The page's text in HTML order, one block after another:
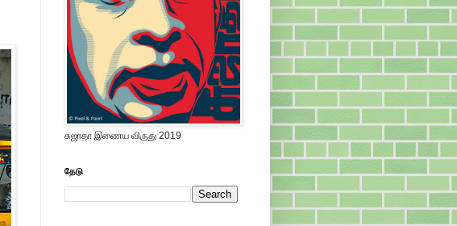
சுஜாதா இணைய விருது 2019
தேடு